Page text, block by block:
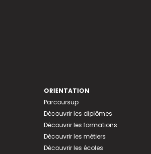
ORIENTATION
Parcoursup
Découvrir les diplômes
Découvrir les formations
Découvrir les métiers
Découvrir les écoles